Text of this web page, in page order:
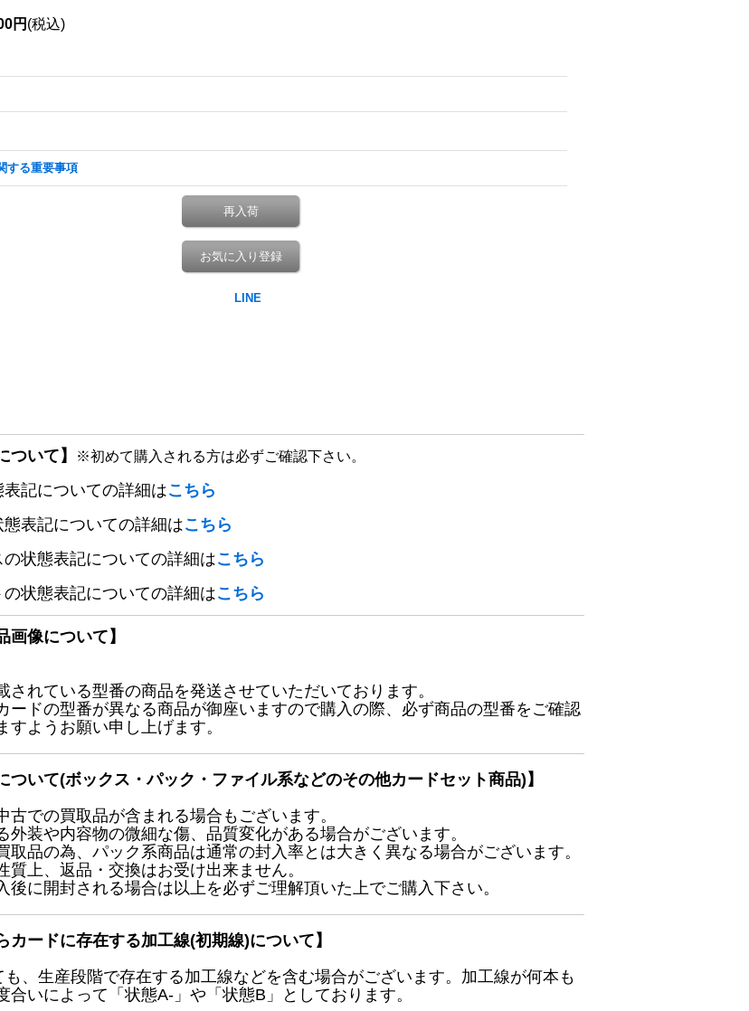
円 (税込)
する重要事項
再入荷
お気に入り登録
ついて】 ※初めて購入される方は必ずご確認下さい。
記についての詳細はこちら
表記についての詳細はこちら
状態表記についての詳細はこちら
状態表記についての詳細はこちら
画像について】
れている型番の商品を発送させていただいております。
ードの型番が異なる商品が御座いますので購入の際、必ず商品の型番をご確認
すようお願い申し上げます。
ついて(ボックス・パック・ファイル系などのその他カードセット商品)】
古での買取品が含まれる場合もございます。
外装や内容物の微細な傷、品質変化がある場合がございます。
取品の為、パック系商品は通常の封入率とは大きく異なる場合がございます。
質上、返品・交換はお受け出来ません。
後に開封される場合は以上を必ずご理解頂いた上でご購入下さい。
カードに存在する加工線(初期線)について】
、生産段階で存在する加工線などを含む場合がございます。加工線が何本も
合いによって「状態A-」や「状態B」としております。